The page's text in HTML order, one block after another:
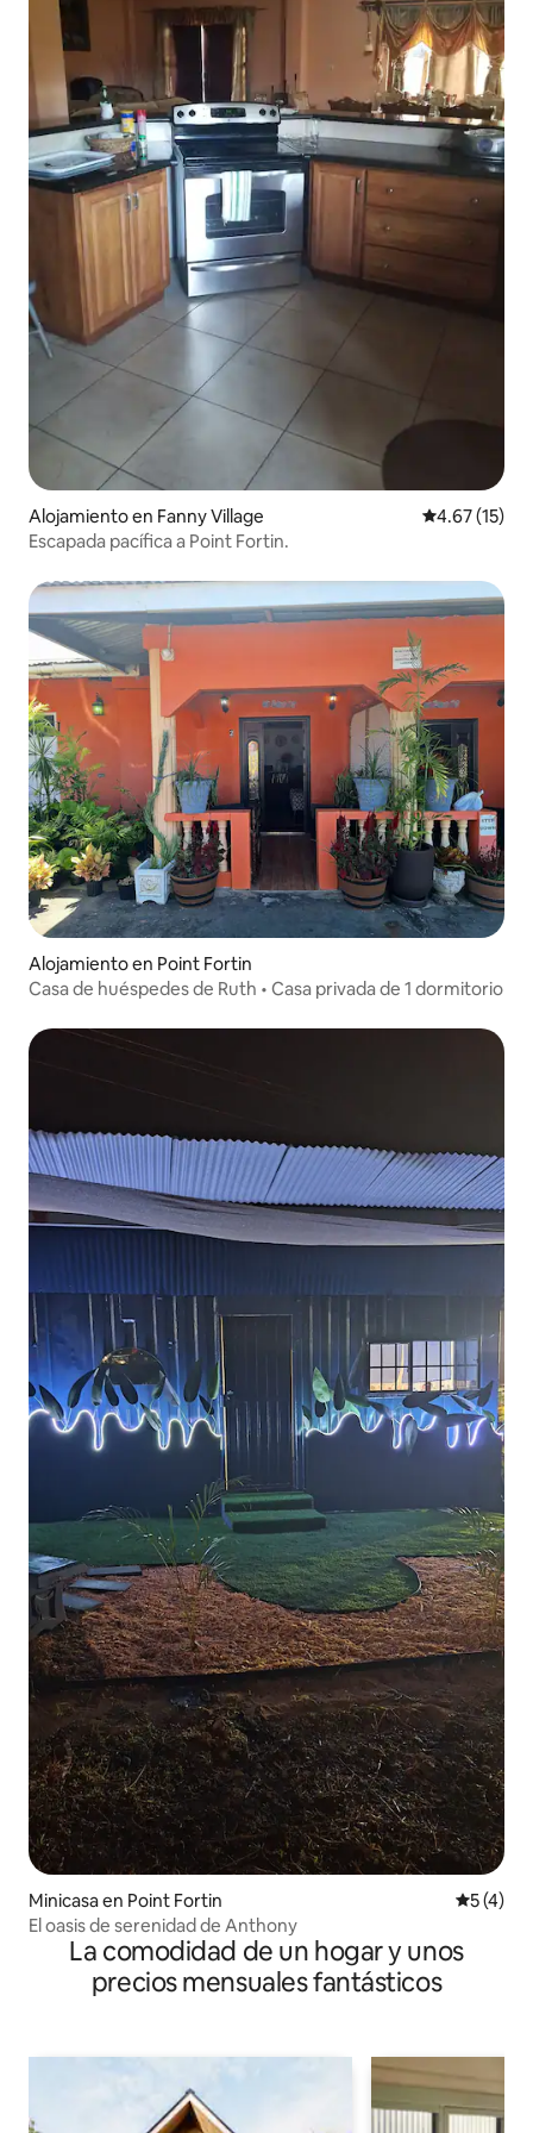
Alojamiento en Fanny Village Calificación
4.67 (15)
Escapada pacífica a Point Fortin.
Alojamiento en Point Fortin
Casa de huéspedes de Ruth • Casa privada de 1 dormitorio
Minicasa en Point Fortin
5 (4)
El oasis de serenidad de Anthony
La comodidad de un hogar y unos
precios mensuales fantásticos